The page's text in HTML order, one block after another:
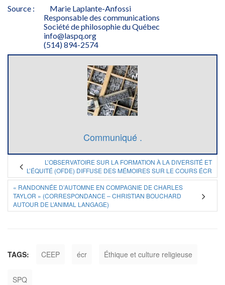
Source : Marie Laplante-Anfossi
Responsable des communications
Société de philosophie du Québec
info@laspq.org
(514) 894-2574
Communiqué .
L’OBSERVATOIRE SUR LA FORMATION À LA DIVERSITÉ ET
L’ÉQUITÉ (OFDE) DIFFUSE DES MÉMOIRES SUR LE COURS ÉCR
« RANDONNÉE D’AUTOMNE EN COMPAGNIE DE CHARLES
TAYLOR » (CORRESPONDANCE – CHRISTIAN BOUCHARD
AUTOUR DE L’ANIMAL LANGAGE)
TAGS: CEEP écr Éthique et culture religieuse
SPQ